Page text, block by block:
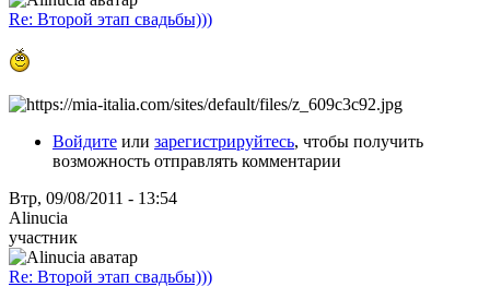
Re: Второй этап свадьбы)))
Войдите или зарегистрируйтесь, чтобы получить
возможность отправлять комментарии
Втр, 09/08/2011 - 13:54
Alinucia
участник
Re: Второй этап свадьбы)))